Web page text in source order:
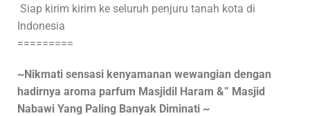
Siap kirim kirim ke seluruh penjuru tanah kota di
Indonesia
=========
~Nikmati sensasi kenyamanan wewangian dengan
hadirnya aroma parfum Masjidil Haram &” Masjid
Nabawi Yang Paling Banyak Diminati ~